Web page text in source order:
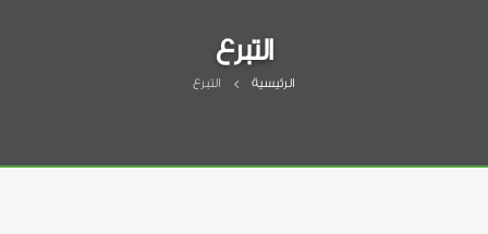
التبرع
الرئيسية التبرع